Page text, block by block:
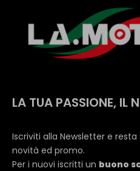
LA TUA PASSIONE, IL
Iscriviti alla Newsletter e
novità ed promo.
Per i nuovi iscritti un buono